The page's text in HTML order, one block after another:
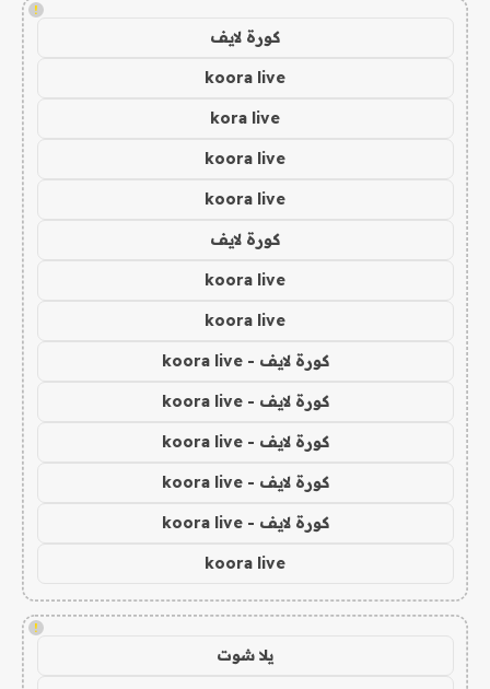
!
كورة لايف
koora live
kora live
koora live
koora live
كورة لايف
koora live
koora live
كورة لايف - koora live
كورة لايف - koora live
كورة لايف - koora live
كورة لايف - koora live
كورة لايف - koora live
koora live
!
يلا شوت